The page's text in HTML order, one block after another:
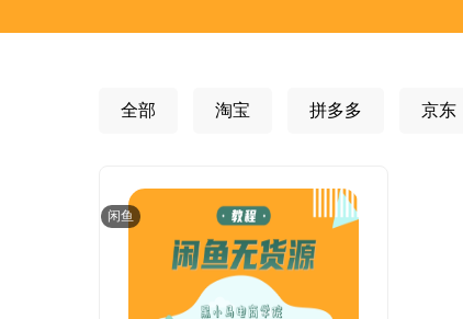
全部 淘宝 拼多多 京东
闲鱼